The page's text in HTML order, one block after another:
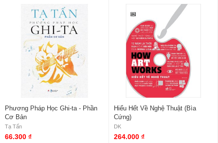
Phương Pháp Học Ghi-ta - Phần
Cơ Bản
Tạ Tấn
66.300 ₫
Hiểu Hết Về Nghệ Thuật (Bìa
Cứng)
DK
264.000 ₫